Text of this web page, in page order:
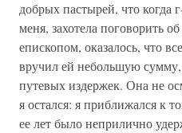
добрых пастырей, что когда
меня, захотела поговорить
епископом, оказалось, что
вручил ей небольшую
путевых издержек. Она не
я остался: я приближался к
ее лет было неприлично